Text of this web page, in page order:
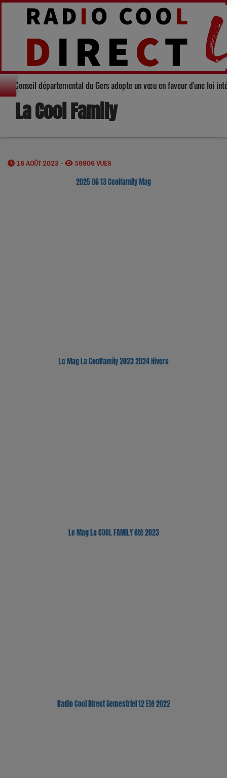
: Le Conseil départemental du Gers adopte un vœu en faveur
La Cool Family
16 AOÛT 2023 - 59806 VUES
2025 06 13 Coolfamily Mag
Le Mag La Coolfamily 2023 2024 Hivers
Le Mag La COOL FAMILY été 2023
Radio Cool Direct Semestriel 12 Eté 2022